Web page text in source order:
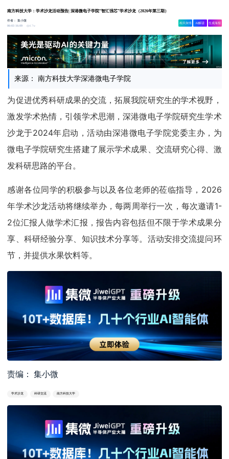
南方科技大学：学术沙龙活动预告| 深港微电子学院“智汇强芯”学术沙龙（2026年第三期）
作者：集小微
06-03 16:09
4.7w
相关舆情 AI解读 生成海报
来源： 南方科技大学深港微电子学院
为促进优秀科研成果的交流，拓展我院研究生的学术视野，
激发学术热情，引领学术思潮，深港微电子学院研究生学术
沙龙于2024年启动，活动由深港微电子学院党委主办，为
微电子学院研究生搭建了展示学术成果、交流研究心得、激
发科研思路的平台。
感谢各位同学的积极参与以及各位老师的莅临指导，2026
年学术沙龙活动将继续举办，每两周举行一次，每次邀请1-
2位汇报人做学术汇报，报告内容包括但不限于学术成果分
享、科研经验分享、知识技术分享等。活动安排交流提问环
节，并提供水果饮料等。
责编： 集小微
学术沙龙 科研交流 南方科技大学